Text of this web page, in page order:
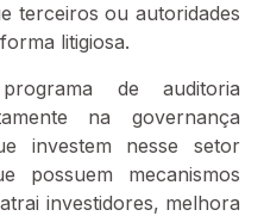
terceiros ou autoridades
litigiosa.
de auditoria
na governança
investem nesse setor
possuem mecanismos
investidores, melhora